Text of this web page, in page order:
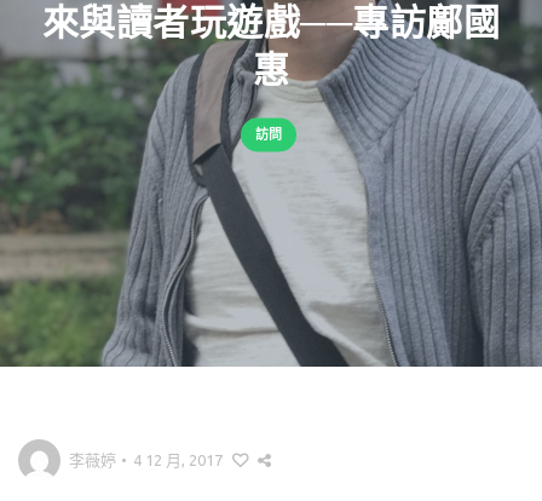
來與讀者玩遊戲──專訪鄺國
惠
訪問
李薇婷 • 4 12 月, 2017